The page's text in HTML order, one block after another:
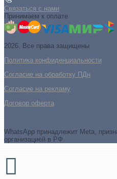
Связаться с нами
Принимаем к оплате
2026. Все права защищены
Политика конфиденциальности
Согласие на обработку ПДн
Cогласие на рекламу
Договор оферта
WhatsApp принадлежит Meta,
организацией в РФ